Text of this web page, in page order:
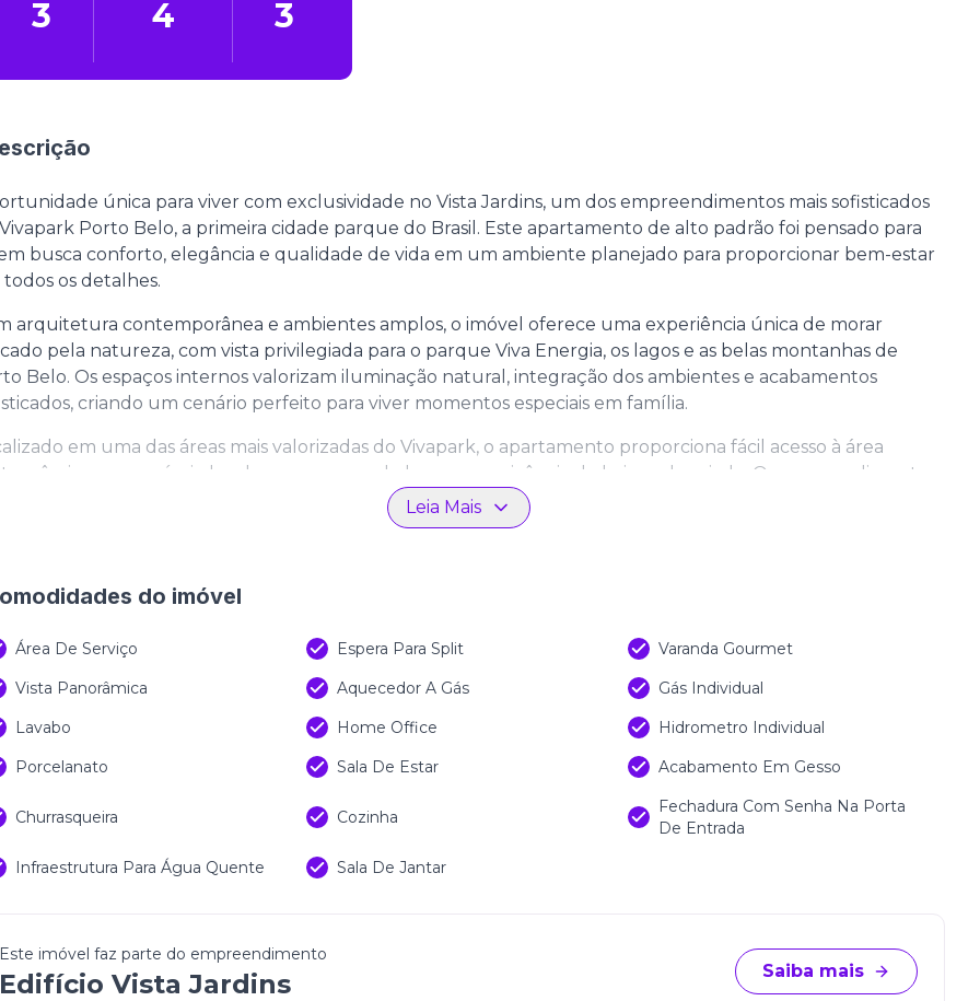
3 4 3
única para viver com exclusividade no Vista Jardins, um dos empreendimentos mais sofisticados
Porto Belo, a primeira cidade parque do Brasil. Este apartamento de alto padrão foi pensado para
busca conforto, elegância e qualidade de vida em um ambiente planejado para proporcionar bem-estar
os detalhes.
arquitetura contemporânea e ambientes amplos, o imóvel oferece uma experiência única de morar
pela natureza, com vista privilegiada para o parque Viva Energia, os lagos e as belas montanhas de
Belo. Os espaços internos valorizam iluminação natural, integração dos ambientes e acabamentos
criando um cenário perfeito para viver momentos especiais em família.
em uma das áreas mais valorizadas do Vivapark, o apartamento proporciona fácil acesso à área
ao comércio local e aos espaços de lazer e convivência do bairro planejado. O empreendimento
inserido em um ecossistema urbano inovador, onde segurança, mobilidade, sustentabilidade e qualidade
cercada por áreas verdes, lago, coworking, pet place, academia ao ar livre e espaços dedicados ao
à natureza em um dos destinos mais desejados do litoral catarinense.
Leia Mais
do imóvel
Área De Serviço Espera Para Split
Varanda Gourmet
Vista Panorâmica
Aquecedor A Gás
Gás Individual
Lavabo
Home Office
Hidrometro Individual
Porcelanato
Sala De Estar Acabamento Em Gesso
Churrasqueira Cozinha
Fechadura Com Senha Na Porta
De Entrada
Infraestrutura Para Água Quente
Sala De Jantar
Este imóvel faz parte do empreendimento
Edifício Vista Jardins Saiba mais